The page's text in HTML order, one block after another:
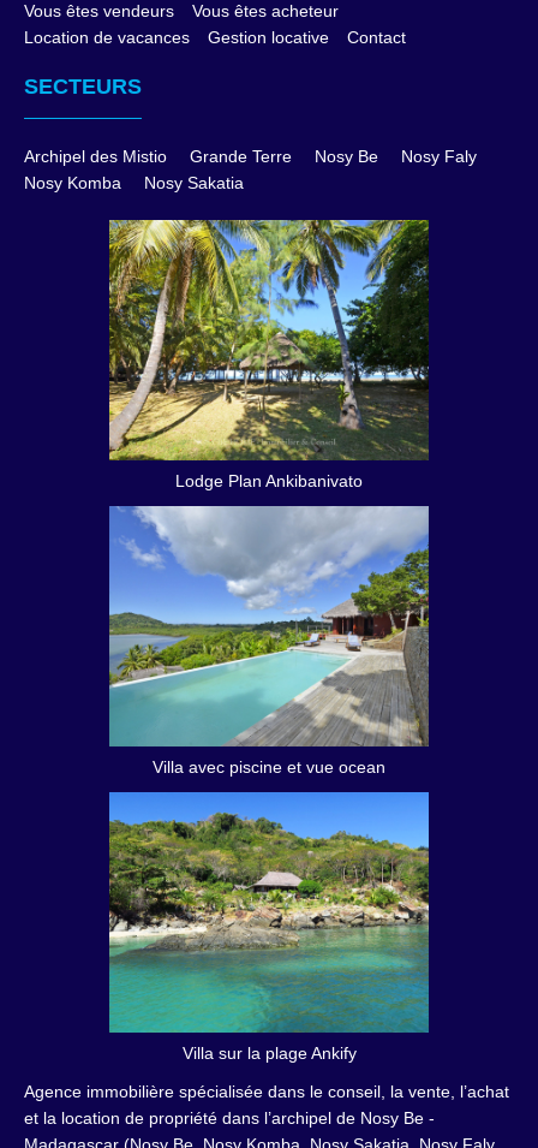
Vous êtes vendeurs
Vous êtes acheteur
Location de vacances
Gestion locative Contact
SECTEURS
Archipel des Mistio Grande Terre Nosy Be
Nosy Faly
Nosy Komba
Nosy Sakatia
Lodge Plan Ankibanivato
Villa avec piscine et vue ocean
Villa sur la plage Ankify
Agence immobilière spécialisée dans le conseil, la vente, l’achat
et la location de propriété dans l’archipel de Nosy Be -